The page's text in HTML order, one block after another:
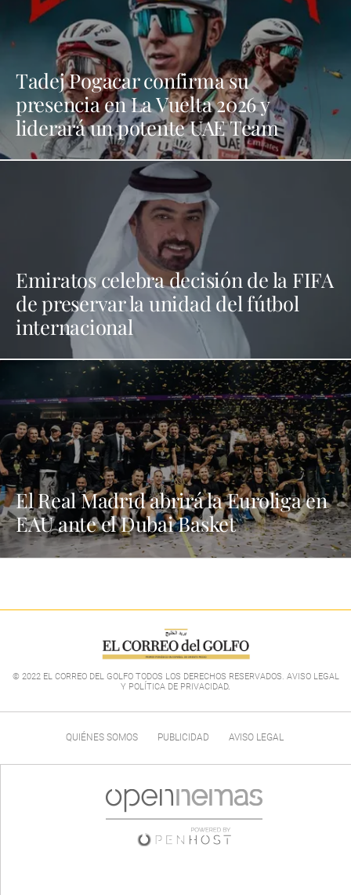
Tadej Pogacar confirma su
presencia en La Vuelta 2026 y
liderará un potente UAE Team
Emiratos celebra decisión de la FIFA
de preservar la unidad del fútbol
internacional
El Real Madrid abrirá la Euroliga en
EAU ante el Dubai Basket
© 2022 EL CORREO DEL GOLFO TODOS LOS DERECHOS RESERVADOS. AVISO LEGAL
Y POLÍTICA DE PRIVACIDAD.
QUIÉNES SOMOS PUBLICIDAD AVISO LEGAL